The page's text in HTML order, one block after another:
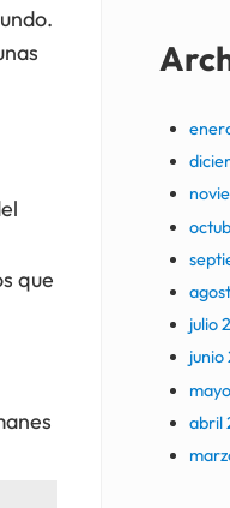
que
julio
abril